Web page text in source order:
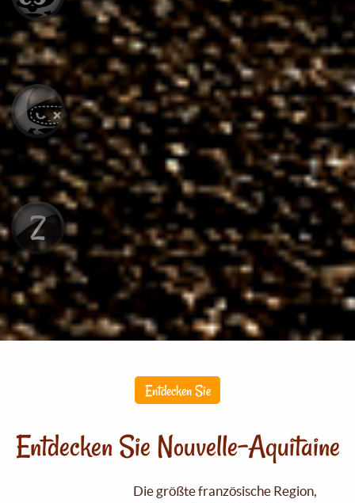
Entdecken Sie
Entdecken Sie Nouvelle-Aquitaine
Die größte französische Region,